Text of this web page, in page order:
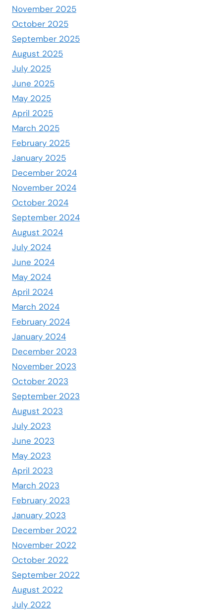
November 2025
October 2025
September 2025
August 2025
July 2025
June 2025
May 2025
April 2025
March 2025
February 2025
January 2025
December 2024
November 2024
October 2024
September 2024
August 2024
July 2024
June 2024
May 2024
April 2024
March 2024
February 2024
January 2024
December 2023
November 2023
October 2023
September 2023
August 2023
July 2023
June 2023
May 2023
April 2023
March 2023
February 2023
January 2023
December 2022
November 2022
October 2022
September 2022
August 2022
July 2022